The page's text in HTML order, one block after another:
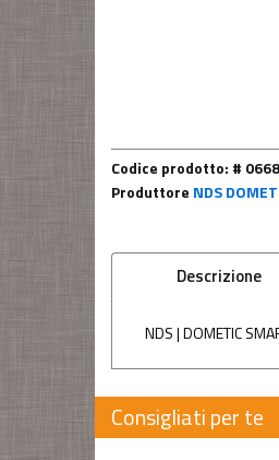
Codice prodotto: #
Produttore NDS
Descrizione
NDS | DOMETIC
Consigliati per te